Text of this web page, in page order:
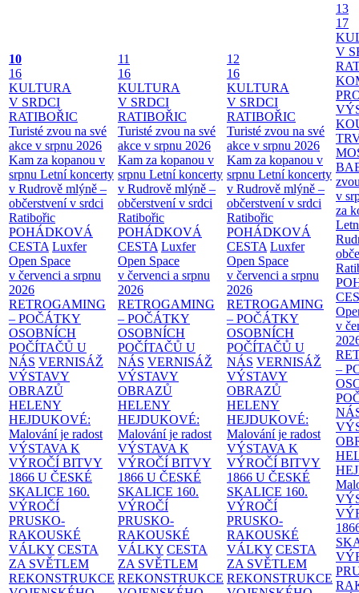
10
16
KULTURA
V SRDCI
RATIBOŘIC
Turisté zvou na své
akce v srpnu 2026
Kam za kopanou v
srpnu Letní koncerty
v Rudrově mlýně –
občerstvení v srdci
Ratibořic
POHÁDKOVÁ
CESTA Luxfer
Open Space
v červenci a srpnu
2026
RETROGAMING
– POČÁTKY
OSOBNÍCH
POČÍTAČŮ U
NÁS VERNISÁŽ
VÝSTAVY
OBRAZŮ
HELENY
HEJDUKOVÉ:
Malování je radost
VÝSTAVA K
VÝROČÍ BITVY
1866 U ČESKÉ
SKALICE 160.
VÝROČÍ
PRUSKO-
RAKOUSKÉ
VÁLKY CESTA
ZA SVĚTLEM
REKONSTRUKCE
11
16
KULTURA
V SRDCI
RATIBOŘIC
Turisté zvou na své
akce v srpnu 2026
Kam za kopanou v
srpnu Letní koncerty
v Rudrově mlýně –
občerstvení v srdci
Ratibořic
POHÁDKOVÁ
CESTA Luxfer
Open Space
v červenci a srpnu
2026
RETROGAMING
– POČÁTKY
OSOBNÍCH
POČÍTAČŮ U
NÁS VERNISÁŽ
VÝSTAVY
OBRAZŮ
HELENY
HEJDUKOVÉ:
Malování je radost
VÝSTAVA K
VÝROČÍ BITVY
1866 U ČESKÉ
SKALICE 160.
VÝROČÍ
PRUSKO-
RAKOUSKÉ
VÁLKY CESTA
ZA SVĚTLEM
REKONSTRUKCE
12
16
KULTURA
V SRDCI
RATIBOŘIC
Turisté zvou na své
akce v srpnu 2026
Kam za kopanou v
srpnu Letní koncerty
v Rudrově mlýně –
občerstvení v srdci
Ratibořic
POHÁDKOVÁ
CESTA Luxfer
Open Space
v červenci a srpnu
2026
RETROGAMING
– POČÁTKY
OSOBNÍCH
POČÍTAČŮ U
NÁS VERNISÁŽ
VÝSTAVY
OBRAZŮ
HELENY
HEJDUKOVÉ:
Malování je radost
VÝSTAVA K
VÝROČÍ BITVY
1866 U ČESKÉ
SKALICE 160.
VÝROČÍ
PRUSKO-
RAKOUSKÉ
VÁLKY CESTA
ZA SVĚTLEM
REKONSTRUKCE
13
17
V
v
za
v
–